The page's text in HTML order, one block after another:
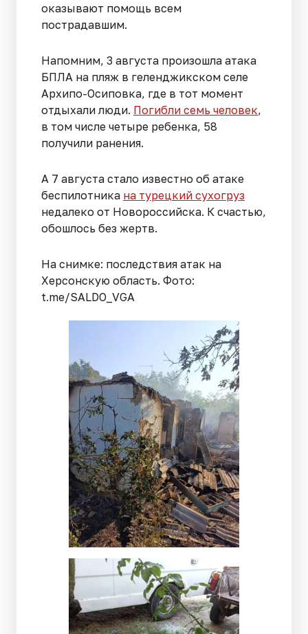
оказывают помощь всем
пострадавшим.
Напомним, 3 августа произошла атака
БПЛА на пляж в геленджикском селе
Архипо-Осиповка, где в тот момент
отдыхали люди. Погибли семь человек,
в том числе четыре ребенка, 58
получили ранения.
А 7 августа стало известно об атаке
беспилотника на турецкий сухогруз
недалеко от Новороссийска. К счастью,
обошлось без жертв.
На снимке: последствия атак на
Херсонскую область. Фото:
t.me/SALDO_VGA